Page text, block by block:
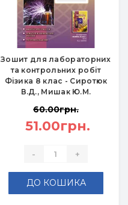
Зошит для лабораторних
та контрольних робіт
Фізика 8 клас - Сиротюк
В.Д., Мишак Ю.М.
60.00грн.
51.00грн.
- +
ДО КОШИКА